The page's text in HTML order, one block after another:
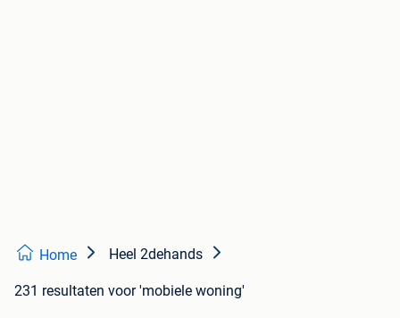
Home Heel 2dehands
231 resultaten voor 'mobiele woning'